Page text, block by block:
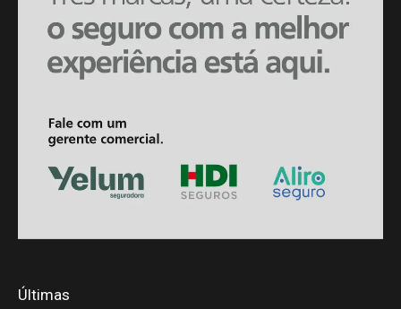
Últimas